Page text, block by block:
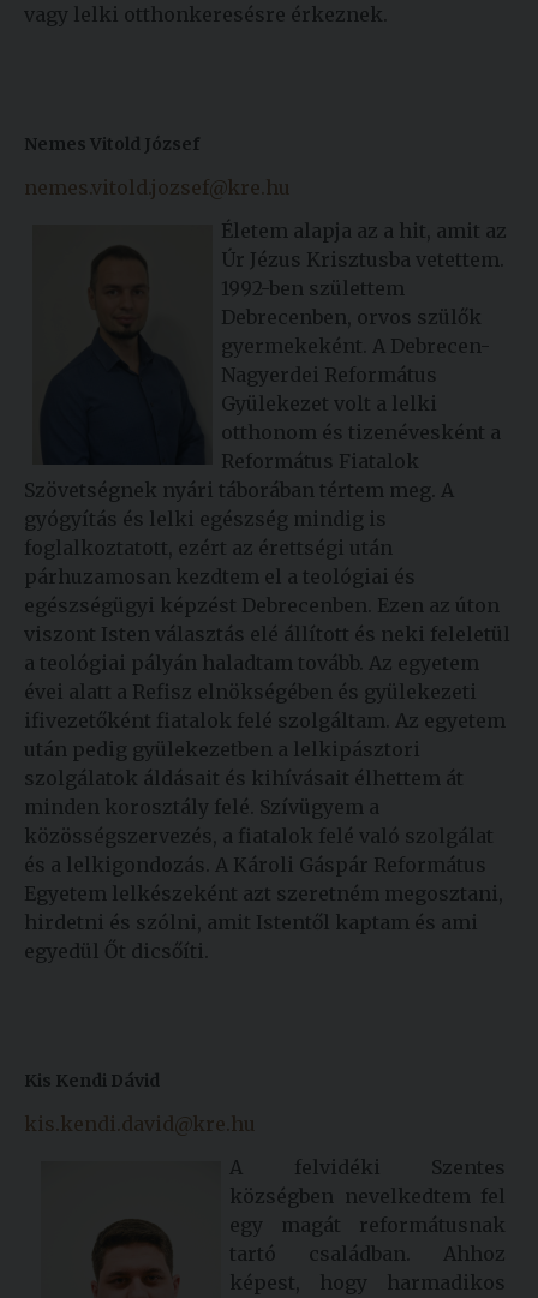
vagy lelki otthonkeresésre érkeznek.
Nemes Vitold József
nemes.vitold.jozsef@kre.hu
Életem alapja az a hit, amit az
Úr Jézus Krisztusba vetettem.
1992-ben születtem
Debrecenben, orvos szülők
gyermekeként. A Debrecen-
Nagyerdei Református
Gyülekezet volt a lelki
otthonom és tizenévesként a
Református Fiatalok
Szövetségnek nyári táborában tértem meg. A
gyógyítás és lelki egészség mindig is
foglalkoztatott, ezért az érettségi után
párhuzamosan kezdtem el a teológiai és
egészségügyi képzést Debrecenben. Ezen az úton
viszont Isten választás elé állított és neki feleletül
a teológiai pályán haladtam tovább. Az egyetem
évei alatt a Refisz elnökségében és gyülekezeti
ifivezetőként fiatalok felé szolgáltam. Az egyetem
után pedig gyülekezetben a lelkipásztori
szolgálatok áldásait és kihívásait élhettem át
minden korosztály felé. Szívügyem a
közösségszervezés, a fiatalok felé való szolgálat
és a lelkigondozás. A Károli Gáspár Református
Egyetem lelkészeként azt szeretném megosztani,
hirdetni és szólni, amit Istentől kaptam és ami
egyedül Őt dicsőíti.
Kis Kendi Dávid
kis.kendi.david@kre.hu
A felvidéki Szentes
községben nevelkedtem fel
egy magát reformátusnak
tartó családban. Ahhoz
képest, hogy harmadikos